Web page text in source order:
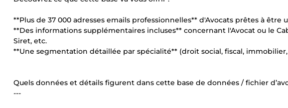
**Plus de 37 000 adresses emails professionnelles** d'Avocats prêtes à être
**Des informations supplémentaires incluses** concernant l'Avocat ou le
Siret, etc.
**Une segmentation détaillée par spécialité** (droit social, fiscal,
Quels données et détails figurent dans cette base de données / fichier
---